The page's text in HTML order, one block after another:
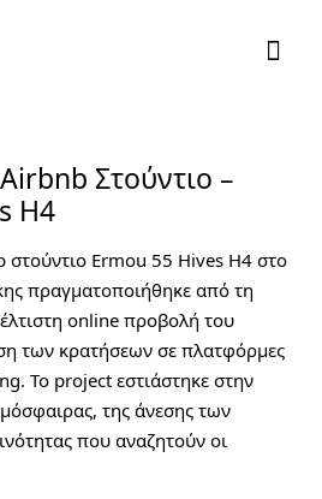
Στούντιο –
H4
Ermou 55 Hives H4 στο
πραγματοποιήθηκε από τη
online προβολή του
των κρατήσεων σε πλατφόρμες
Το project εστιάστηκε στην
της άνεσης των
που αναζητούν οι